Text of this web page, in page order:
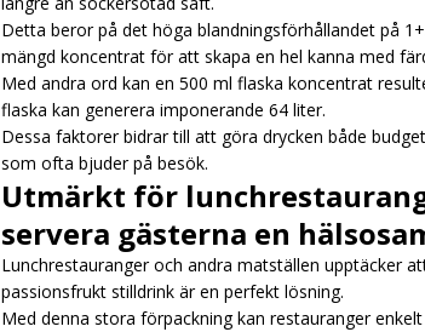
Detta beror på det höga blandningsförhållandet på
mängd koncentrat för att skapa en hel kanna med
Med andra ord kan en 500 ml flaska koncentrat
flaska kan generera imponerande 64 liter.
Dessa faktorer bidrar till att göra drycken både
som ofta bjuder på besök.
Utmärkt för
servera gästerna en
Lunchrestauranger och andra matställen upptäcker
passionsfrukt stilldrink är en perfekt lösning.
Med denna stora förpackning kan restauranger